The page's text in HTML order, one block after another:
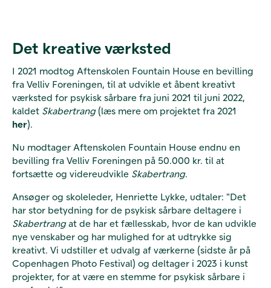
Det kreative værksted
I 2021 modtog Aftenskolen Fountain House en bevilling
fra Velliv Foreningen, til at udvikle et åbent kreativt
værksted for psykisk sårbare fra juni 2021 til juni 2022,
kaldet Skabertrang(læs mere om projektet fra 2021
her).
Nu modtager Aftenskolen Fountain House endnu en
bevilling fra Velliv Foreningen på 50.000 kr. til at
fortsætte og videreudvikle Skabertrang.
Ansøger og skoleleder, Henriette Lykke, udtaler: "Det
har stor betydning for de psykisk sårbare deltagere i
Skabertrangat de har et fællesskab, hvor de kan udvikle
nye venskaber og har mulighed for at udtrykke sig
kreativt. Vi udstiller et udvalg af værkerne (sidste år på
Copenhagen Photo Festival) og deltager i 2023 i kunst
projekter, for at være en stemme for psykisk sårbare i